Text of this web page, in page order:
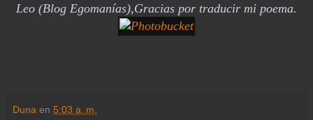
Leo (Blog Egomanías),Gracias por traducir mi poema.
Duna en 5:03 a. m.